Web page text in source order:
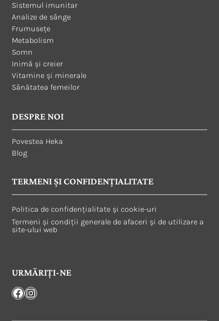
Sistemul imunitar
Analize de sânge
Frumusețe
Metabolism
Somn
Inimă și creier
Vitamine și minerale
Sănătatea femeilor
DESPRE NOI
Povestea Heka
Blog
TERMENI ȘI CONFIDENȚIALITATE
Politica de confidențialitate și cookie-uri
Termeni și condiții generale de afaceri și de utilizare a
site-ului web
URMĂRIȚI-NE
Facebook
Instagram